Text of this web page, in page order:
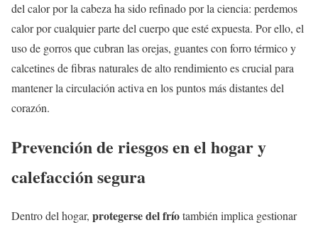
del calor por la cabeza ha sido refinado por la ciencia: perdemos
calor por cualquier parte del cuerpo que esté expuesta. Por ello, el
uso de gorros que cubran las orejas, guantes con forro térmico y
calcetines de fibras naturales de alto rendimiento es crucial para
mantener la circulación activa en los puntos más distantes del
corazón.
Prevención de riesgos en el hogar y
calefacción segura
Dentro del hogar, protegerse del fríotambién implica gestionar